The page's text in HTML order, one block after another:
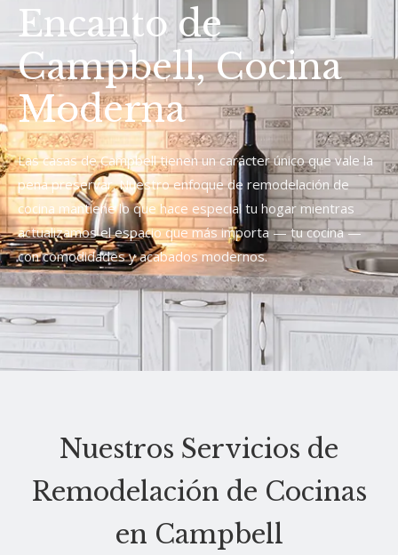
Encanto de
Campbell, Cocina
Moderna
Las casas de Campbell tienen un carácter único que vale la
pena preservar. Nuestro enfoque de remodelación de
cocina mantiene lo que hace especial tu hogar mientras
actualizamos el espacio que más importa — tu cocina —
con comodidades y acabados modernos.
Nuestros Servicios de
Remodelación de Cocinas
en Campbell